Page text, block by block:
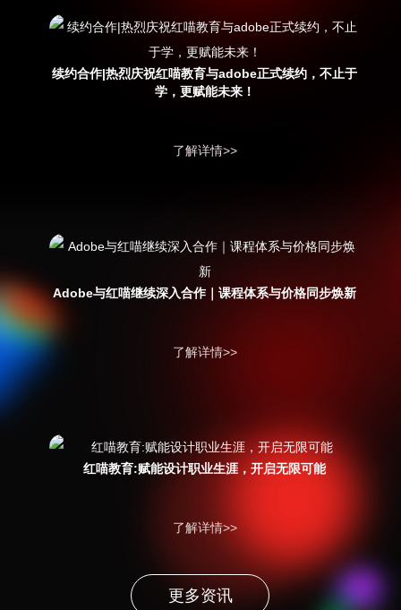
续约合作|热烈庆祝红喵教育与adobe正式续约，不止于
学，更赋能未来！
了解详情>>
Adobe与红喵继续深入合作｜课程体系与价格同步焕新
了解详情>>
红喵教育:赋能设计职业生涯，开启无限可能
了解详情>>
更多资讯